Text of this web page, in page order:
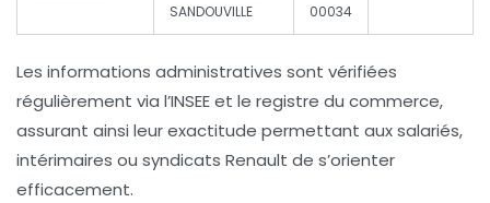
SANDOUVILLE
00034
Les informations administratives sont vérifiées
régulièrement via l’INSEE et le registre du commerce,
assurant ainsi leur exactitude permettant aux salariés,
intérimaires ou syndicats Renault de s’orienter
efficacement.